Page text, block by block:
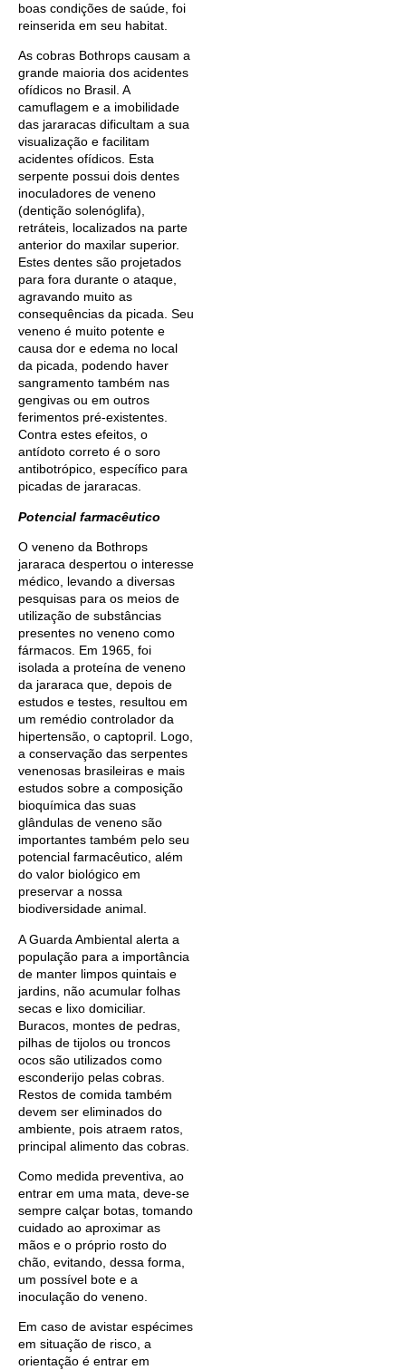
boas condições de saúde, foi
reinserida em seu habitat.
As cobras Bothrops causam a
grande maioria dos acidentes
ofídicos no Brasil. A
camuflagem e a imobilidade
das jararacas dificultam a sua
visualização e facilitam
acidentes ofídicos. Esta
serpente possui dois dentes
inoculadores de veneno
(dentição solenóglifa),
retráteis, localizados na parte
anterior do maxilar superior.
Estes dentes são projetados
para fora durante o ataque,
agravando muito as
consequências da picada. Seu
veneno é muito potente e
causa dor e edema no local
da picada, podendo haver
sangramento também nas
gengivas ou em outros
ferimentos pré-existentes.
Contra estes efeitos, o
antídoto correto é o soro
antibotrópico, específico para
picadas de jararacas.
Potencial farmacêutico
O veneno da Bothrops
jararaca despertou o interesse
médico, levando a diversas
pesquisas para os meios de
utilização de substâncias
presentes no veneno como
fármacos. Em 1965, foi
isolada a proteína de veneno
da jararaca que, depois de
estudos e testes, resultou em
um remédio controlador da
hipertensão, o captopril. Logo,
a conservação das serpentes
venenosas brasileiras e mais
estudos sobre a composição
bioquímica das suas
glândulas de veneno são
importantes também pelo seu
potencial farmacêutico, além
do valor biológico em
preservar a nossa
biodiversidade animal.
A Guarda Ambiental alerta a
população para a importância
de manter limpos quintais e
jardins, não acumular folhas
secas e lixo domiciliar.
Buracos, montes de pedras,
pilhas de tijolos ou troncos
ocos são utilizados como
esconderijo pelas cobras.
Restos de comida também
devem ser eliminados do
ambiente, pois atraem ratos,
principal alimento das cobras.
Como medida preventiva, ao
entrar em uma mata, deve-se
sempre calçar botas, tomando
cuidado ao aproximar as
mãos e o próprio rosto do
chão, evitando, dessa forma,
um possível bote e a
inoculação do veneno.
Em caso de avistar espécimes
em situação de risco, a
orientação é entrar em